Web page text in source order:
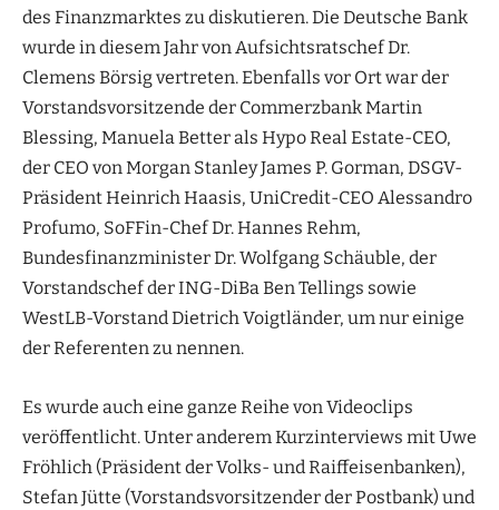
des Finanzmarktes zu diskutieren. Die Deutsche Bank
wurde in diesem Jahr von Aufsichtsratschef Dr.
Clemens Börsig vertreten. Ebenfalls vor Ort war der
Vorstandsvorsitzende der Commerzbank Martin
Blessing, Manuela Better als Hypo Real Estate-CEO,
der CEO von Morgan Stanley James P. Gorman, DSGV-
Präsident Heinrich Haasis, UniCredit-CEO Alessandro
Profumo, SoFFin-Chef Dr. Hannes Rehm,
Bundesfinanzminister Dr. Wolfgang Schäuble, der
Vorstandschef der ING-DiBa Ben Tellings sowie
WestLB-Vorstand Dietrich Voigtländer, um nur einige
der Referenten zu nennen.
Es wurde auch eine ganze Reihe von Videoclips
veröffentlicht. Unter anderem Kurzinterviews mit Uwe
Fröhlich (Präsident der Volks- und Raiffeisenbanken),
Stefan Jütte (Vorstandsvorsitzender der Postbank) und